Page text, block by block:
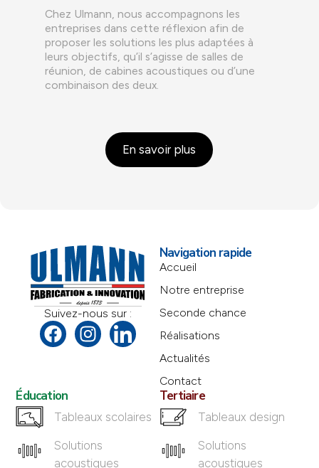
Chez Ulmann, nous accompagnons les
entreprises dans cette réflexion afin de
proposer les solutions les plus adaptées à
leurs objectifs, qu’il s’agisse de salles de
réunion, de cabines acoustiques ou d’une
combinaison des deux.
En savoir plus
Suivez-nous sur :
Navigation rapide
Accueil
Notre entreprise
Seconde chance
Réalisations
Actualités
Contact
Éducation
Tableaux scolaires
Solutions
acoustiques
Tertiaire
Tableaux design
Solutions
acoustiques